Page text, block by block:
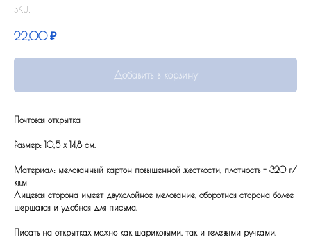
SKU:
22,00 ₽
Добавить в корзину
Почтовая открытка
Размер: 10,5 x 14,8 см.
Материал: мелованный картон повышенной жесткости, плотность - 320 г/
кв.м
Лицевая сторона имеет двухслойное мелование, оборотная сторона более
шершавая и удобная для письма.
Писать на открытках можно как шариковыми, так и гелевыми ручками.